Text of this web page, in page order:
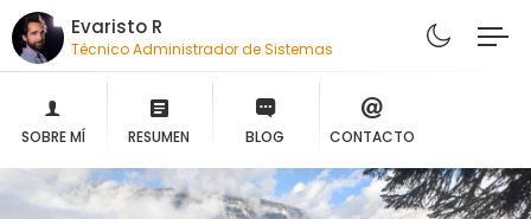
Evaristo R
Técnico Administrador de Sistemas
SOBRE MÍ RESUMEN BLOG CONTACTO